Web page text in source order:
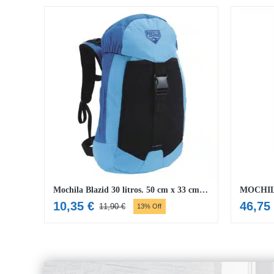
Mochila Blazid 30 litros. 50 cm x 33 cm x 18 cm
11,90€O
era:
10,35 €
O
é:
13% Off 46,75